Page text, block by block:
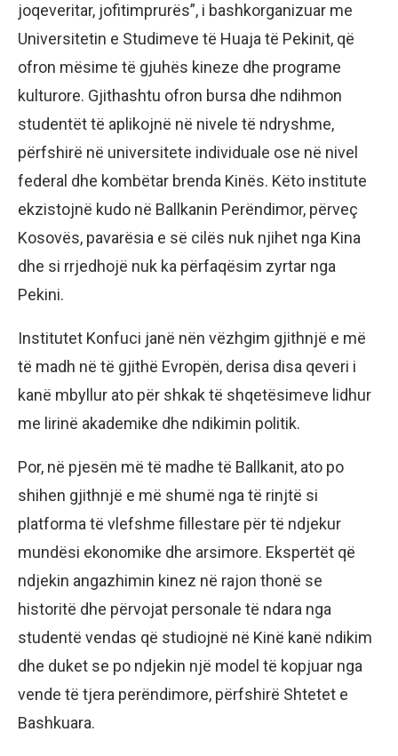
joqeveritar, jofitimprurës”, i bashkorganizuar me
Universitetin e Studimeve të Huaja të Pekinit, që
ofron mësime të gjuhës kineze dhe programe
kulturore. Gjithashtu ofron bursa dhe ndihmon
studentët të aplikojnë në nivele të ndryshme,
përfshirë në universitete individuale ose në nivel
federal dhe kombëtar brenda Kinës. Këto institute
ekzistojnë kudo në Ballkanin Perëndimor, përveç
Kosovës, pavarësia e së cilës nuk njihet nga Kina
dhe si rrjedhojë nuk ka përfaqësim zyrtar nga
Pekini.
Institutet Konfuci janë nën vëzhgim gjithnjë e më
të madh në të gjithë Evropën, derisa disa qeveri i
kanë mbyllur ato për shkak të shqetësimeve lidhur
me lirinë akademike dhe ndikimin politik.
Por, në pjesën më të madhe të Ballkanit, ato po
shihen gjithnjë e më shumë nga të rinjtë si
platforma të vlefshme fillestare për të ndjekur
mundësi ekonomike dhe arsimore. Ekspertët që
ndjekin angazhimin kinez në rajon thonë se
historitë dhe përvojat personale të ndara nga
studentë vendas që studiojnë në Kinë kanë ndikim
dhe duket se po ndjekin një model të kopjuar nga
vende të tjera perëndimore, përfshirë Shtetet e
Bashkuara.